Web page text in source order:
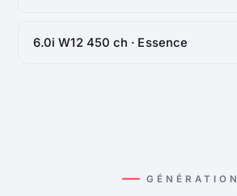
6.0i W12 450 ch · Essence
GÉNÉRATION